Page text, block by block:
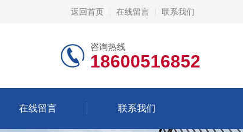
返回首页 在线留言 联系我们
咨询热线
18600516852
在线留言 联系我们